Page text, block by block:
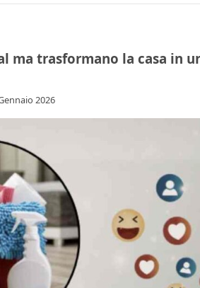
ma trasformano la casa in
2026